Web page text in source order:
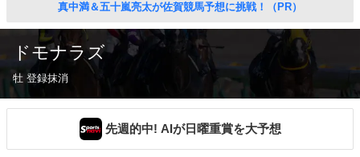
真中満＆五十嵐亮太が佐賀競馬予想に挑戦！（PR）
ドモナラズ
牡 登録抹消
先週的中! AIが日曜重賞を大予想